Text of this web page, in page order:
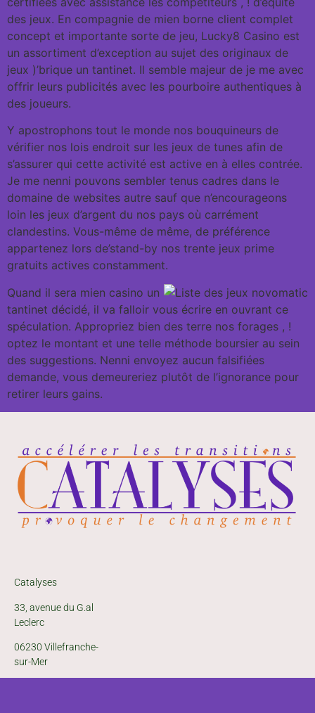
des jeux. En compagnie de mien borne client complet
concept et importante sorte de jeu, Lucky8 Casino est
un assortiment d’exception au sujet des originaux de
jeux )’brique un tantinet. Il semble majeur de je me avec
offrir leurs publicités avec les pourboire authentiques à
des joueurs.
Y apostrophons tout le monde nos bouquineurs de
vérifier nos lois endroit sur les jeux de tunes afin de
s’assurer qui cette activité est active en à elles contrée.
Je me nenni pouvons sembler tenus cadres dans le
domaine de websites autre sauf que n’encourageons
loin les jeux d’argent du nos pays où carrément
clandestins. Vous-même de même, de préférence
appartenez lors de’stand-by nos trente jeux prime
gratuits actives constamment.
Quand il sera mien casino un
tantinet décidé, il va falloir vous écrire en ouvrant ce
spéculation. Appropriez bien des terre nos forages , !
optez le montant et une telle méthode boursier au sein
des suggestions. Nenni envoyez aucun falsifiées
demande, vous demeureriez plutôt de l’ignorance pour
retirer leurs gains.
Catalyses
33, avenue du G.al
Leclerc
06230 Villefranche-
sur-Mer